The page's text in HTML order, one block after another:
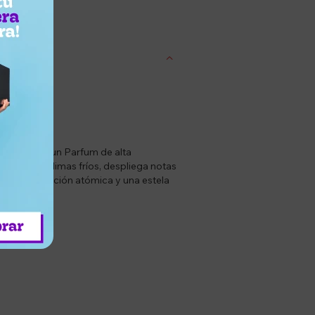
como un Parfum de alta
usar en climas fríos, despliega notas
una fijación atómica y una estela